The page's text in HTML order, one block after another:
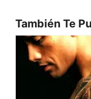
También Te